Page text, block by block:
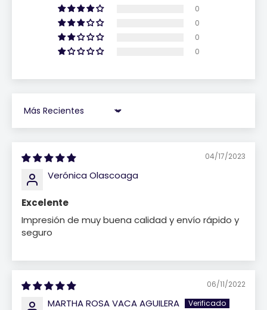
0
0
0
0
Sort by
04/17/2023
Verónica Olascoaga
Excelente
Impresión de muy buena calidad y envío rápido y
seguro
06/11/2022
MARTHA ROSA VACA AGUILERA